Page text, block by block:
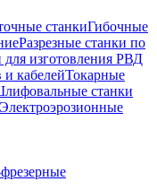
станкиГибочные
Разрезные станки по
для изготовления РВД
кабелейТокарные
станки
Электроэрозионные